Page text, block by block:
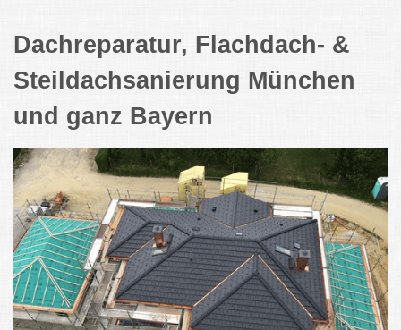
Dachreparatur, Flachdach- &
Steildachsanierung München
und ganz Bayern